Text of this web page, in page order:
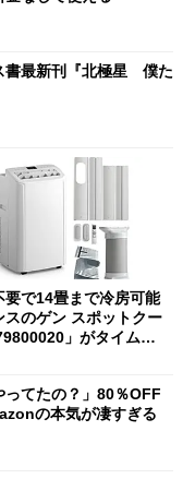
書最新刊『北極星 僕た
要で14畳まで冷房可能
スのゲン スポットクー
」がタイムセ
ってたの？」80％OFF
の本気が凄すぎる